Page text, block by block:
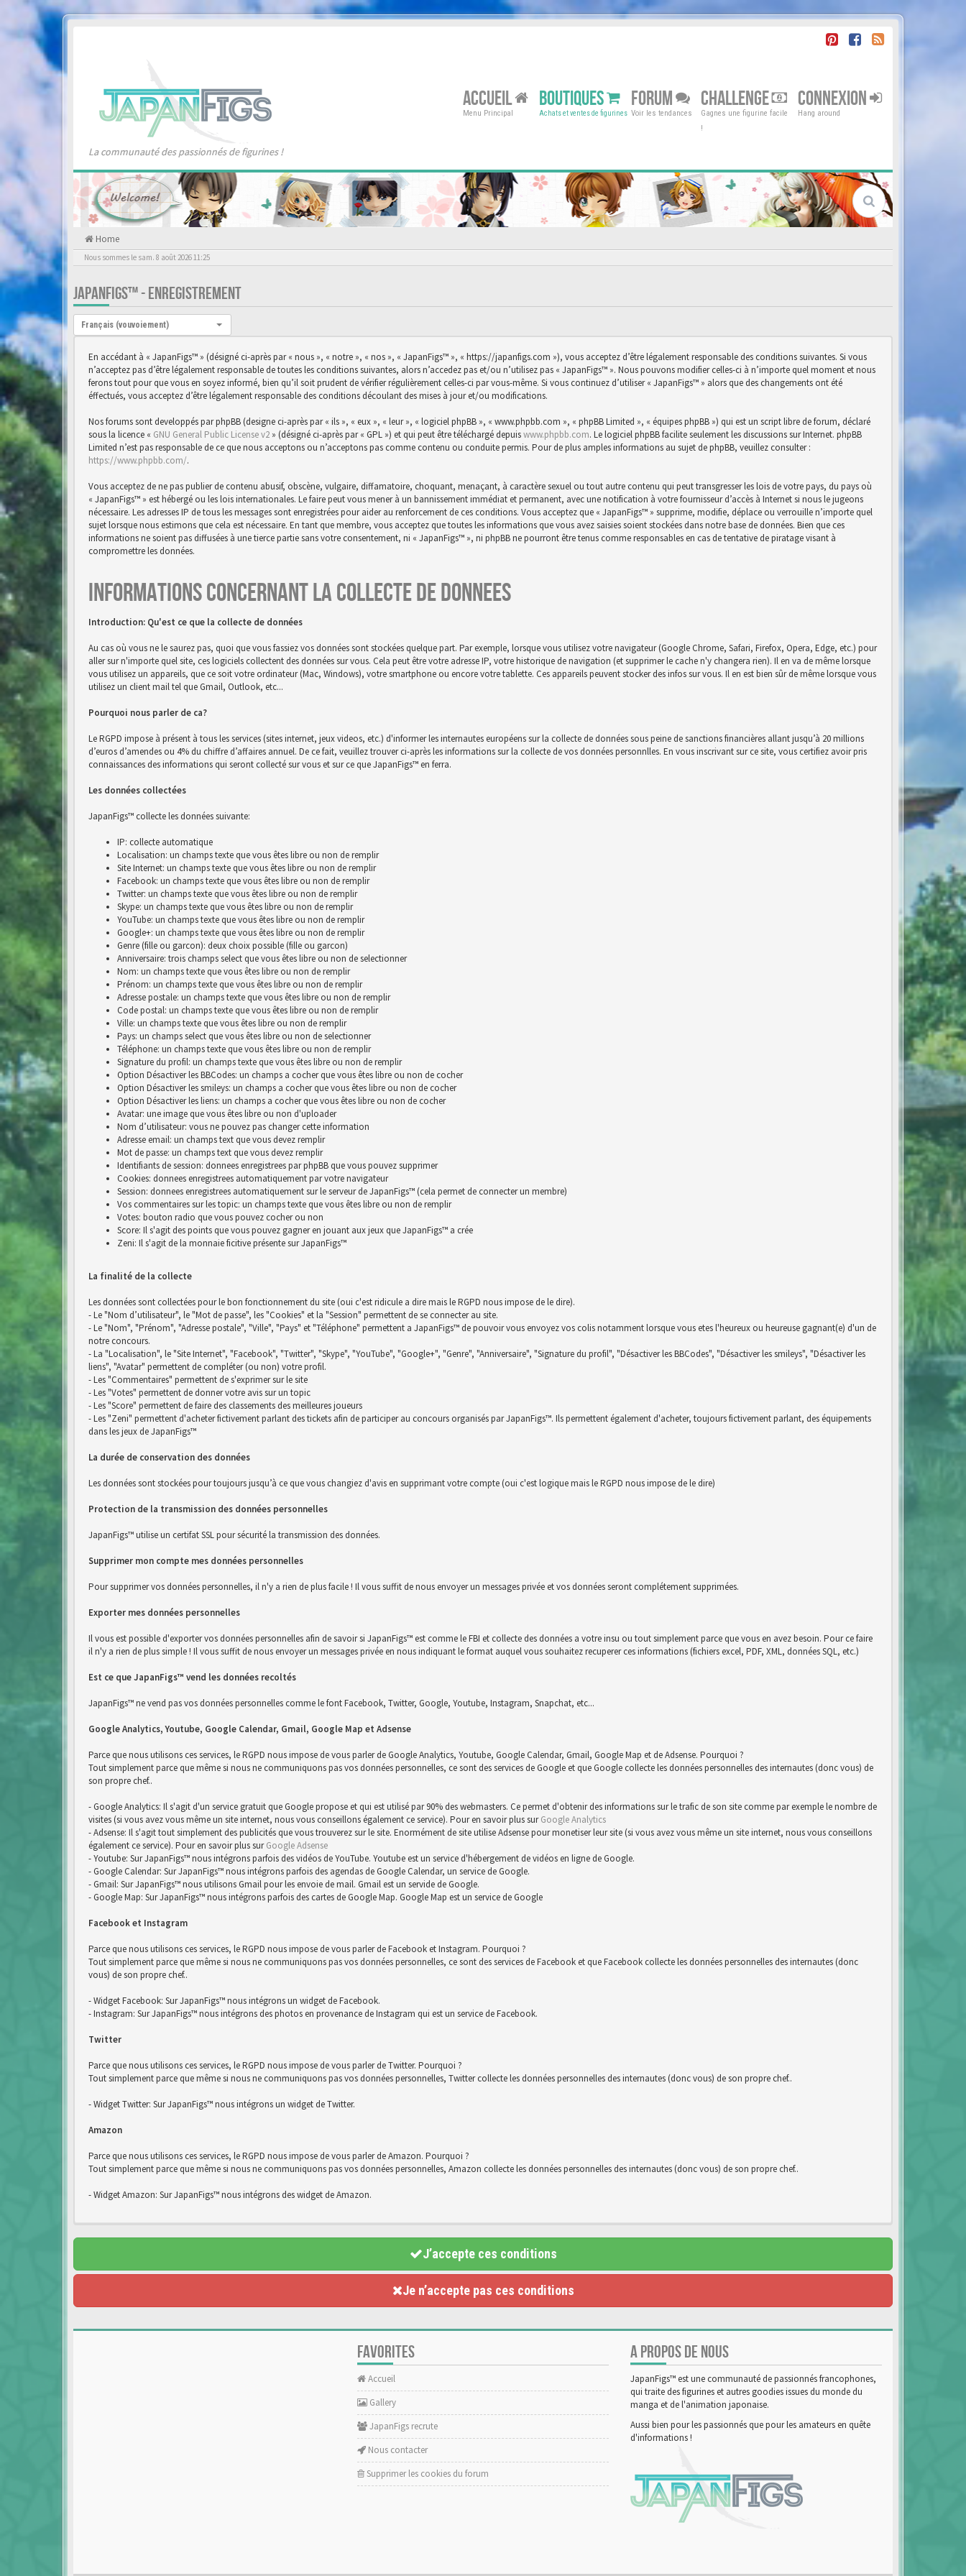
La communauté des passionnés de figurines !
ACCUEIL
Menu Principal
BOUTIQUES
Achats et ventes de figurines
FORUM
Voir les tendances
CHALLENGE
Gagnes une figurine facile
!
CONNEXION
Hang around
Home
Nous sommes le sam. 8 août 2026 11:25
JAPANFIGS™ - ENREGISTREMENT
Langue :
Français (vouvoiement)
En accédant à « JapanFigs™ » (désigné ci-après par « nous », « notre », « nos », « JapanFigs™ », « https://japanfigs.com »), vous acceptez d’être légalement responsable des conditions suivantes. Si vous
n’acceptez pas d’être légalement responsable de toutes les conditions suivantes, alors n’accedez pas et/ou n’utilisez pas « JapanFigs™ ». Nous pouvons modifier celles-ci à n’importe quel moment et nous
ferons tout pour que vous en soyez informé, bien qu’il soit prudent de vérifier régulièrement celles-ci par vous-même. Si vous continuez d’utiliser « JapanFigs™ » alors que des changements ont été
éffectués, vous acceptez d’être légalement responsable des conditions découlant des mises à jour et/ou modifications.
Nos forums sont developpés par phpBB (designe ci-après par « ils », « eux », « leur », « logiciel phpBB », « www.phpbb.com », « phpBB Limited », « équipes phpBB ») qui est un script libre de forum, déclaré
sous la licence « GNU General Public License v2 » (désigné ci-après par « GPL ») et qui peut être téléchargé depuiswww.phpbb.com. Le logiciel phpBB facilite seulement les discussions sur Internet. phpBB
Limited n’est pas responsable de ce que nous acceptons ou n’acceptons pas comme contenu ou conduite permis. Pour de plus amples informations au sujet de phpBB, veuillez consulter :
https://www.phpbb.com/.
Vous acceptez de ne pas publier de contenu abusif, obscène, vulgaire, diffamatoire, choquant, menaçant, à caractère sexuel ou tout autre contenu qui peut transgresser les lois de votre pays, du pays où
« JapanFigs™ » est hébergé ou les lois internationales. Le faire peut vous mener à un bannissement immédiat et permanent, avec une notification à votre fournisseur d’accès à Internet si nous le jugeons
nécessaire. Les adresses IP de tous les messages sont enregistrées pour aider au renforcement de ces conditions. Vous acceptez que « JapanFigs™ » supprime, modifie, déplace ou verrouille n’importe quel
sujet lorsque nous estimons que cela est nécessaire. En tant que membre, vous acceptez que toutes les informations que vous avez saisies soient stockées dans notre base de données. Bien que ces
informations ne soient pas diffusées à une tierce partie sans votre consentement, ni « JapanFigs™ », ni phpBB ne pourront être tenus comme responsables en cas de tentative de piratage visant à
compromettre les données.
Informations concernant la collecte de donnees
Introduction: Qu'est ce que la collecte de données
Au cas où vous ne le saurez pas, quoi que vous fassiez vos données sont stockées quelque part. Par exemple, lorsque vous utilisez votre navigateur (Google Chrome, Safari, Firefox, Opera, Edge, etc.) pour
aller sur n'importe quel site, ces logiciels collectent des données sur vous. Cela peut être votre adresse IP, votre historique de navigation (et supprimer le cache n'y changera rien). Il en va de même lorsque
vous utilisez un appareils, que ce soit votre ordinateur (Mac, Windows), votre smartphone ou encore votre tablette. Ces appareils peuvent stocker des infos sur vous. Il en est bien sûr de même lorsque vous
utilisez un client mail tel que Gmail, Outlook, etc...
Pourquoi nous parler de ca?
Le RGPD impose à présent à tous les services (sites internet, jeux videos, etc.) d'informer les internautes européens sur la collecte de données sous peine de sanctions financières allant jusqu’à 20 millions
d’euros d’amendes ou 4% du chiffre d’affaires annuel. De ce fait, veuillez trouver ci-après les informations sur la collecte de vos données personnlles. En vous inscrivant sur ce site, vous certifiez avoir pris
connaissances des informations qui seront collecté sur vous et sur ce que JapanFigs™ en ferra.
Les données collectées
JapanFigs™ collecte les données suivante:
IP: collecte automatique
Localisation: un champs texte que vous êtes libre ou non de remplir
Site Internet: un champs texte que vous êtes libre ou non de remplir
Facebook: un champs texte que vous êtes libre ou non de remplir
Twitter: un champs texte que vous êtes libre ou non de remplir
Skype: un champs texte que vous êtes libre ou non de remplir
YouTube: un champs texte que vous êtes libre ou non de remplir
Google+: un champs texte que vous êtes libre ou non de remplir
Genre (fille ou garcon): deux choix possible (fille ou garcon)
Anniversaire: trois champs select que vous êtes libre ou non de selectionner
Nom: un champs texte que vous êtes libre ou non de remplir
Prénom: un champs texte que vous êtes libre ou non de remplir
Adresse postale: un champs texte que vous êtes libre ou non de remplir
Code postal: un champs texte que vous êtes libre ou non de remplir
Ville: un champs texte que vous êtes libre ou non de remplir
Pays: un champs select que vous êtes libre ou non de selectionner
Téléphone: un champs texte que vous êtes libre ou non de remplir
Signature du profil: un champs texte que vous êtes libre ou non de remplir
Option Désactiver les BBCodes: un champs a cocher que vous êtes libre ou non de cocher
Option Désactiver les smileys: un champs a cocher que vous êtes libre ou non de cocher
Option Désactiver les liens: un champs a cocher que vous êtes libre ou non de cocher
Avatar: une image que vous êtes libre ou non d'uploader
Nom d’utilisateur: vous ne pouvez pas changer cette information
Adresse email: un champs text que vous devez remplir
Mot de passe: un champs text que vous devez remplir
Identifiants de session: donnees enregistrees par phpBB que vous pouvez supprimer
Cookies: donnees enregistrees automatiquement par votre navigateur
Session: donnees enregistrees automatiquement sur le serveur de JapanFigs™ (cela permet de connecter un membre)
Vos commentaires sur les topic: un champs texte que vous êtes libre ou non de remplir
Votes: bouton radio que vous pouvez cocher ou non
Score: Il s'agit des points que vous pouvez gagner en jouant aux jeux que JapanFigs™ a crée
Zeni: Il s'agit de la monnaie ficitive présente sur JapanFigs™
La finalité de la collecte
Les données sont collectées pour le bon fonctionnement du site (oui c'est ridicule a dire mais le RGPD nous impose de le dire).
- Le "Nom d’utilisateur", le "Mot de passe", les "Cookies" et la "Session" permettent de se connecter au site.
- Le "Nom", "Prénom", "Adresse postale", "Ville", "Pays" et "Téléphone" permettent a JapanFigs™ de pouvoir vous envoyez vos colis notamment lorsque vous etes l'heureux ou heureuse gagnant(e) d'un de
notre concours.
- La "Localisation", le "Site Internet", "Facebook", "Twitter", "Skype", "YouTube", "Google+", "Genre", "Anniversaire", "Signature du profil", "Désactiver les BBCodes", "Désactiver les smileys", "Désactiver les
liens", "Avatar" permettent de compléter (ou non) votre profil.
- Les "Commentaires" permettent de s'exprimer sur le site
- Les "Votes" permettent de donner votre avis sur un topic
- Les "Score" permettent de faire des classements des meilleures joueurs
- Les "Zeni" permettent d'acheter fictivement parlant des tickets afin de participer au concours organisés par JapanFigs™. Ils permettent également d'acheter, toujours fictivement parlant, des équipements
dans les jeux de JapanFigs™
La durée de conservation des données
Les données sont stockées pour toujours jusqu’à ce que vous changiez d'avis en supprimant votre compte (oui c'est logique mais le RGPD nous impose de le dire)
Protection de la transmission des données personnelles
JapanFigs™ utilise un certifat SSL pour sécurité la transmission des données.
Supprimer mon compte mes données personnelles
Pour supprimer vos données personnelles, il n'y a rien de plus facile ! Il vous suffit de nous envoyer un messages privée et vos données seront complétement supprimées.
Exporter mes données personnelles
Il vous est possible d'exporter vos données personnelles afin de savoir si JapanFigs™ est comme le FBI et collecte des données a votre insu ou tout simplement parce que vous en avez besoin. Pour ce faire
il n'y a rien de plus simple ! Il vous suffit de nous envoyer un messages privée en nous indiquant le format auquel vous souhaitez recuperer ces informations (fichiers excel, PDF, XML, données SQL, etc.)
Est ce que JapanFigs™ vend les données recoltés
JapanFigs™ ne vend pas vos données personnelles comme le font Facebook, Twitter, Google, Youtube, Instagram, Snapchat, etc...
Google Analytics, Youtube, Google Calendar, Gmail, Google Map et Adsense
Parce que nous utilisons ces services, le RGPD nous impose de vous parler de Google Analytics, Youtube, Google Calendar, Gmail, Google Map et de Adsense. Pourquoi ?
Tout simplement parce que même si nous ne communiquons pas vos données personnelles, ce sont des services de Google et que Google collecte les données personnelles des internautes (donc vous) de
son propre chef..
- Google Analytics: Il s'agit d'un service gratuit que Google propose et qui est utilisé par 90% des webmasters. Ce permet d'obtenir des informations sur le trafic de son site comme par exemple le nombre de
visites (si vous avez vous même un site internet, nous vous conseillons également ce service). Pour en savoir plus surGoogle Analytics
- Adsense: Il s'agit tout simplement des publicités que vous trouverez sur le site. Enormément de site utilise Adsense pour monetiser leur site (si vous avez vous même un site internet, nous vous conseillons
également ce service). Pour en savoir plus surGoogle Adsense
- Youtube: Sur JapanFigs™ nous intégrons parfois des vidéos de YouTube. Youtube est un service d'hébergement de vidéos en ligne de Google.
- Google Calendar: Sur JapanFigs™ nous intégrons parfois des agendas de Google Calendar, un service de Google.
- Gmail: Sur JapanFigs™ nous utilisons Gmail pour les envoie de mail. Gmail est un servide de Google.
- Google Map: Sur JapanFigs™ nous intégrons parfois des cartes de Google Map. Google Map est un service de Google
Facebook et Instagram
Parce que nous utilisons ces services, le RGPD nous impose de vous parler de Facebook et Instagram. Pourquoi ?
Tout simplement parce que même si nous ne communiquons pas vos données personnelles, ce sont des services de Facebook et que Facebook collecte les données personnelles des internautes (donc
vous) de son propre chef..
- Widget Facebook: Sur JapanFigs™ nous intégrons un widget de Facebook.
- Instagram: Sur JapanFigs™ nous intégrons des photos en provenance de Instagram qui est un service de Facebook.
Twitter
Parce que nous utilisons ces services, le RGPD nous impose de vous parler de Twitter. Pourquoi ?
Tout simplement parce que même si nous ne communiquons pas vos données personnelles, Twitter collecte les données personnelles des internautes (donc vous) de son propre chef..
- Widget Twitter: Sur JapanFigs™ nous intégrons un widget de Twitter.
Amazon
Parce que nous utilisons ces services, le RGPD nous impose de vous parler de Amazon. Pourquoi ?
Tout simplement parce que même si nous ne communiquons pas vos données personnelles, Amazon collecte les données personnelles des internautes (donc vous) de son propre chef..
- Widget Amazon: Sur JapanFigs™ nous intégrons des widget de Amazon.
J’accepte ces conditions
Je n’accepte pas ces conditions
FAVORITES
Accueil
Gallery
JapanFigs recrute
Nous contacter
Supprimer les cookies du forum
A PROPOS DE NOUS
JapanFigs™ est une communauté de passionnés francophones,
qui traite des figurines et autres goodies issues du monde du
manga et de l'animation japonaise.
Aussi bien pour les passionnés que pour les amateurs en quête
d'informations !